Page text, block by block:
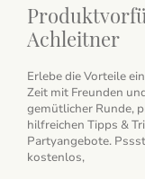
Achleitner
Erlebe die Vorteile
Zeit mit Freunden
gemütlicher Runde,
hilfreichen Tipps &
Partyangebote.
kostenlos,